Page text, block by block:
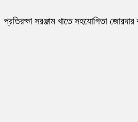
প্রতিরক্ষা সরঞ্জাম খাতে সহযোগিতা